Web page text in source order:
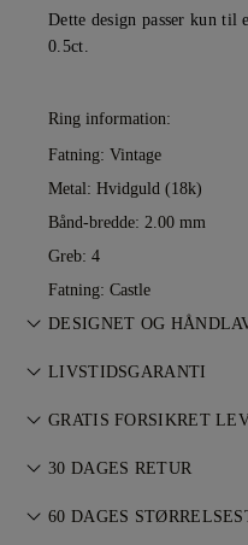
Dette design passer kun til
0.5ct.
Ring information:
Fatning: Vintage
Metal: Hvidguld (18k)
Bånd-bredde: 2.00 mm
Greb: 4
Fatning: Castle
DESIGNET OG
Smykkekunst
LIVSTIDSGARANTI
Ved køb hos 77
omkostninger. Sevilkår
GRATIS FORSIKRET
Al porto er gratis, uanset
specialleveringsservice,
30 DAGES RETUR
Hvis du ikke er helt
60 DAGES